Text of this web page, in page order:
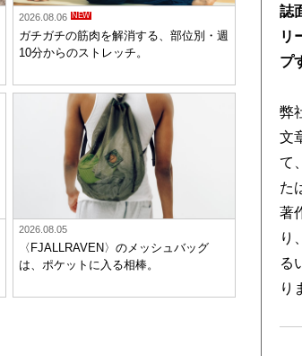
2026.08.06 NEW
ガチガチの筋肉を解消する、部位別・週
10分からのストレッチ。
2026.08.05
〈FJALLRAVEN〉のメッシュバッグ
は、ポケットに入る相棒。
誌
リ
プ
弊
文
て
た
著
り
る
り